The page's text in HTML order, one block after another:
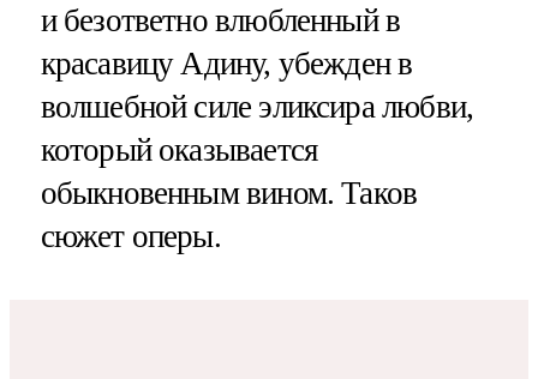
и безответно влюбленный в
красавицу Адину, убежден в
волшебной силе эликсира любви,
который оказывается
обыкновенным вином. Таков
сюжет оперы.